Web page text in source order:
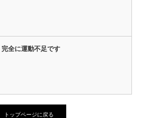
完全に運動不足です
トップページに戻る